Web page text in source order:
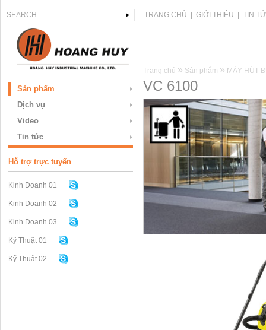
SEARCH TRANG CHỦ GIỚI THIỆU TIN
Trang chủ » Sản phẩm » MÁY HÚT
VC 6100
Sản phẩm
Dịch vụ
Video
Tin tức
Hỗ trợ trực tuyến
Kinh Doanh 01
Kinh Doanh 02
Kinh Doanh 03
Kỹ Thuật 01
Kỹ Thuật 02